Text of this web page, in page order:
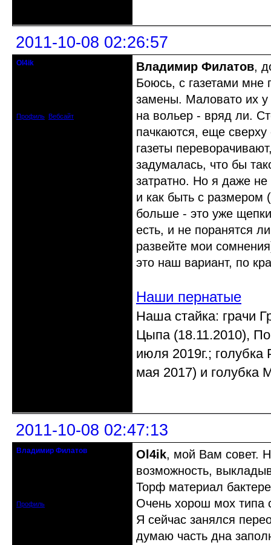
2011-10-08 02:26:57
Ol4ik
Профиль Вебсайт
Владимир Филатов,
Боюсь, с газетами мне
замены. Маловато их у
на вольер - вряд ли.
пачкаются, еще
газеты
задумалась, что бы
затратно. Но я даже
и как быть с размером
больше - это уже
есть, и не поранятся
развейте мои
это наш вариант, по
Наши пернатые
Наша стайка: грачи
Цыпа (18.11.2010),
июля 2019г.;
мая 2017) и голубка
2011-10-08 02:47:13
Владимир Филатов
Профиль
Ol4ik, мой Вам совет.
возможность,
Торф материал
Очень хорош мох типа
Я сейчас занялся
думаю часть дна